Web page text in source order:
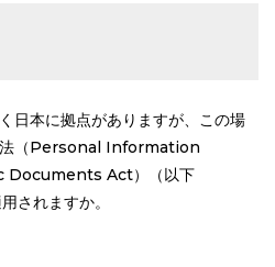
日本に拠点がありますが、この場
法（Personal Information
Act）（以下
されますか。